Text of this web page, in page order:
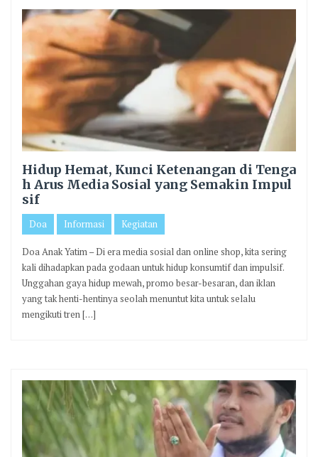
Hidup Hemat, Kunci Ketenangan di Tenga
h Arus Media Sosial yang Semakin Impul
sif
Doa Informasi Kegiatan
Doa Anak Yatim – Di era media sosial dan online shop, kita sering
kali dihadapkan pada godaan untuk hidup konsumtif dan impulsif.
Unggahan gaya hidup mewah, promo besar-besaran, dan iklan
yang tak henti-hentinya seolah menuntut kita untuk selalu
mengikuti tren […]